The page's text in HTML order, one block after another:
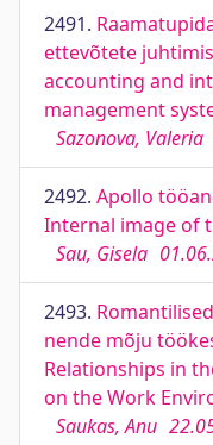
2491.
ettevõtete
accounting and
management
Sazonova, Valeria
2492. Apollo
Internal image of
Sau, Gisela
2493.
nende mõju
Relationships in
on the Work
Saukas, Anu